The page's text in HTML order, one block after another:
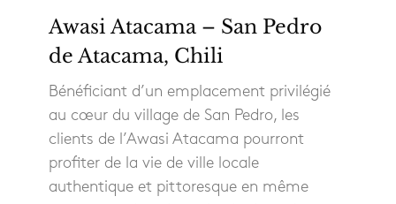
Awasi Atacama – San Pedro
de Atacama, Chili
Bénéficiant d’un emplacement privilégié
au cœur du village de San Pedro, les
clients de l’Awasi Atacama pourront
profiter de la vie de ville locale
authentique et pittoresque en même